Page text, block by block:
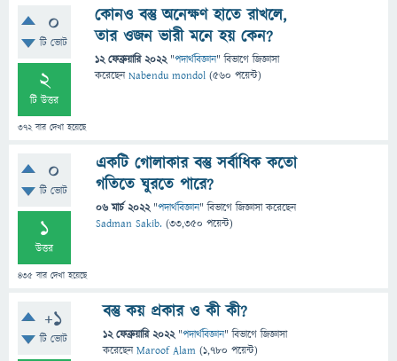
0
টি ভোট
2
টি উত্তর
372বার দেখা হয়েছে
কোনও বস্তু অনেক্ষণ হাতে রাখলে,
তার ওজন ভারী মনে হয় কেন?
12 ফেব্রুয়ারি 2022 "পদার্থবিজ্ঞান" বিভাগে জিজ্ঞাসা
করেছেনNabendu mondol (560 পয়েন্ট)
0
টি ভোট
1
উত্তর
435 বার দেখা হয়েছে
একটি গোলাকার বস্তু সর্বাধিক কতো
গতিতে ঘুরতে পারে?
06 মার্চ 2022 "পদার্থবিজ্ঞান" বিভাগে জিজ্ঞাসাকরেছেন
Sadman Sakib. (33,350 পয়েন্ট)
+1
টি ভোট
বস্তু কয় প্রকার ও কী কী?
12 ফেব্রুয়ারি 2022 "পদার্থবিজ্ঞান" বিভাগে জিজ্ঞাসা
করেছেনMaroof Alam (1,780 পয়েন্ট)